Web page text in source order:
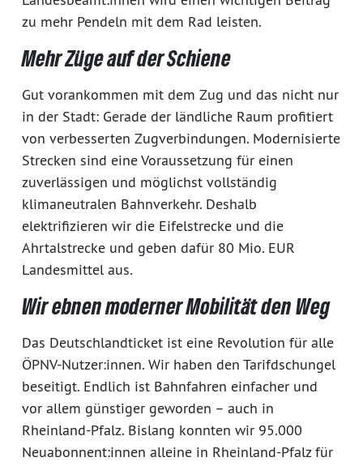
zu mehr Pendeln mit dem Rad leisten.
Mehr Züge auf der Schiene
Gut vorankommen mit dem Zug und das nicht nur
in der Stadt: Gerade der ländliche Raum profitiert
von verbesserten Zugverbindungen. Modernisierte
Strecken sind eine Voraussetzung für einen
zuverlässigen und möglichst vollständig
klimaneutralen Bahnverkehr. Deshalb
elektrifizieren wir die Eifelstrecke und die
Ahrtalstrecke und geben dafür 80 Mio. EUR
Landesmittel aus.
Wir ebnen moderner Mobilität den Weg
Das Deutschlandticket ist eine Revolution für alle
ÖPNV-Nutzer:innen. Wir haben den Tarifdschungel
beseitigt. Endlich ist Bahnfahren einfacher und
vor allem günstiger geworden – auch in
Rheinland-Pfalz. Bislang konnten wir 95.000
Neuabonnent:innen alleine in Rheinland-Pfalz für